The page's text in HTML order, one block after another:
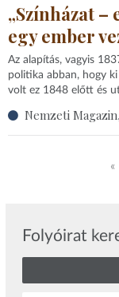
„Színházat –
egy ember
Az alapítás, vagyis
politika abban, hogy
volt ez 1848 előtt és
Nemzeti
«
Folyóirat